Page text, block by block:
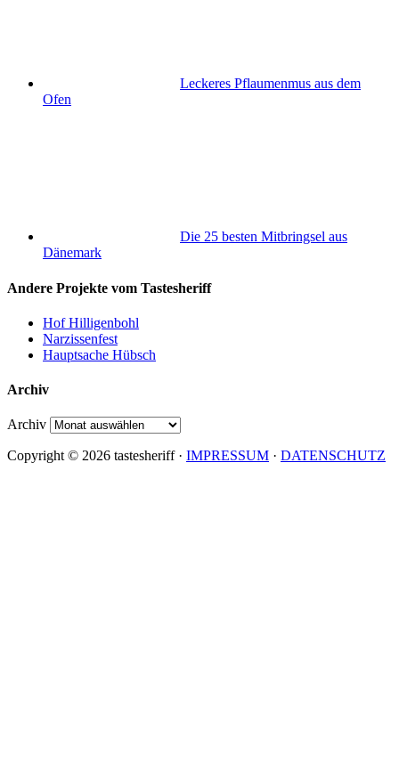
Leckeres Pflaumenmus aus dem
Ofen
Die 25 besten Mitbringsel aus
Dänemark
Andere Projekte vom Tastesheriff
Hof Hilligenbohl
Narzissenfest
Hauptsache Hübsch
Archiv
Archiv
Copyright © 2026 tastesheriff · IMPRESSUM · DATENSCHUTZ